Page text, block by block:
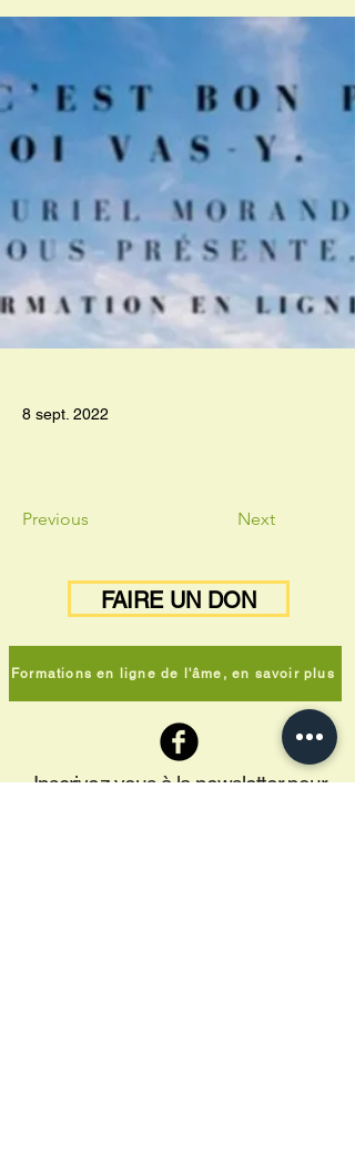
8 sept. 2022
Previous Next
FAIRE UN DON
Formations en ligne de l'âme, en savoir plus
Inscrivez vous à la newsletter pour